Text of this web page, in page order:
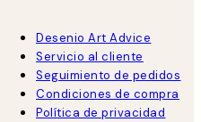
Desenio Art Advice
Servicio al cliente
Seguimiento de pedidos
Condiciones de compra
Política de privacidad